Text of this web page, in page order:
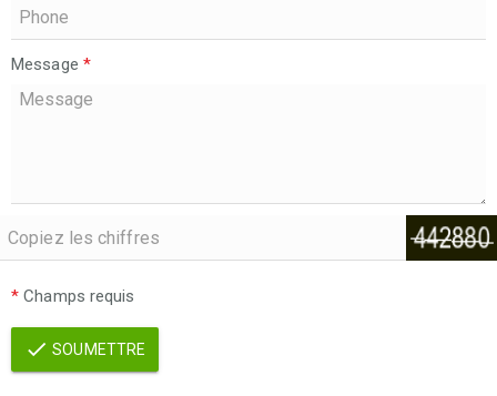
Message *
* Champs requis
SOUMETTRE